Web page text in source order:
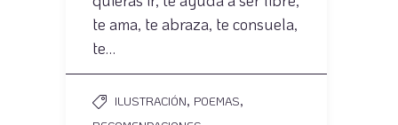
te ama, te abraza, te consuela,
te…
ILUSTRACIÓN, POEMAS,